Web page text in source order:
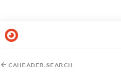
CAHEADER.SEARCH